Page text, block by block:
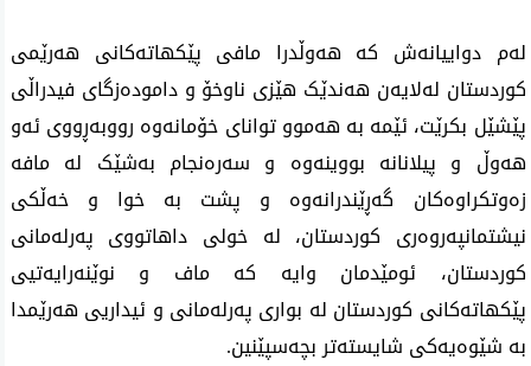
لەم دواییانەش کە هەوڵدرا مافی پێکهاتەکانی هەرێمی
کوردستان لەلایەن هەندێک هێزی ناوخۆ و دامودەزگای فیدراڵی
پێشێل بکرێت، ئێمە بە هەموو توانای خۆمانەوە رووبەڕووی ئەو
هەوڵ و پیلانانە بووینەوە و سەرەنجام بەشێک لە مافە
زەوتکراوەکان گەڕێندرانەوە و پشت بە خوا و خەڵکی
نیشتمانپەروەری کوردستان، لە خولی داهاتووی پەرلەمانی
کوردستان، ئومێدمان وایە كە ماف و نوێنەرایەتیی
پێكهاتەكانی كوردستان لە بواری پەرلەمانی و ئیداریی هەرێمدا
بە شێوەیەكی شایستەتر بچەسپێنین.